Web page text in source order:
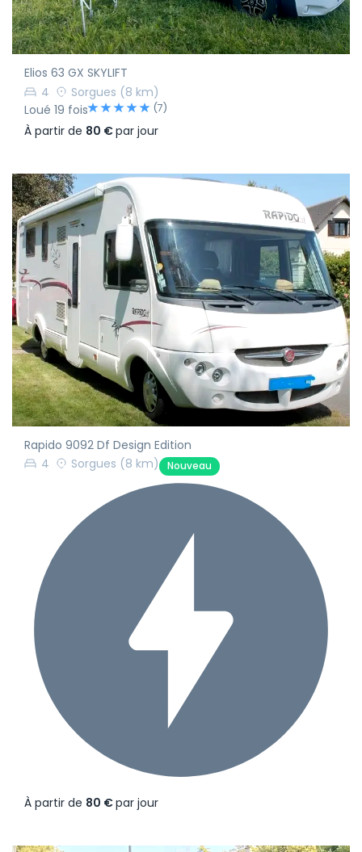
Elios 63 GX SKYLIFT
4
Sorgues (8 km)
Loué 19 fois
(7)
À partir de 80 €par jour
Rapido 9092 Df Design Edition
4
Sorgues (8 km) Nouveau
À partir de 80 €par jour